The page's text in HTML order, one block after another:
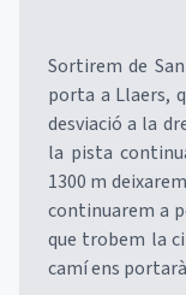
Sortirem de
porta a Llaers,
desviació a la
la pista
1300 m
continuarem a
que trobem la
camí ens